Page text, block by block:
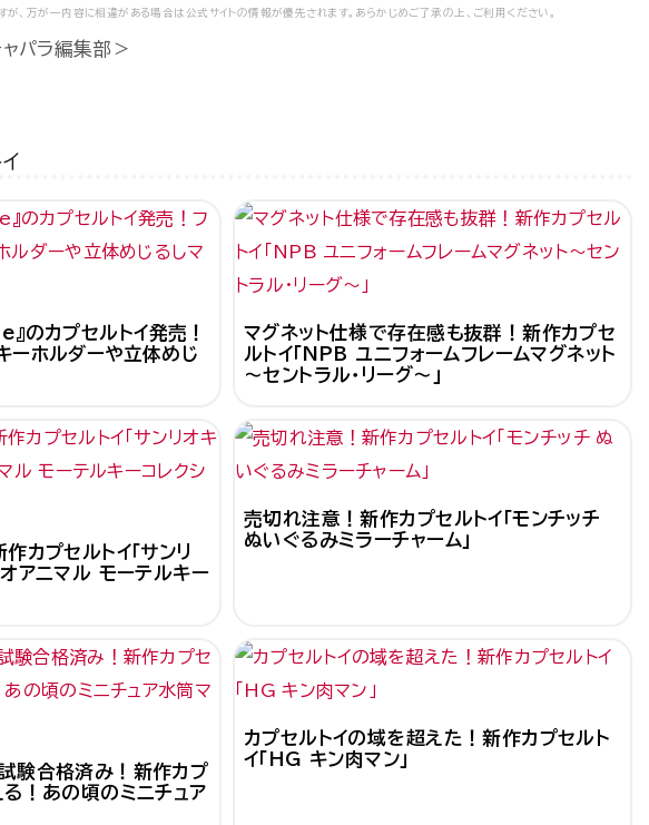
、万が一内容に相違がある場合は公式サイトの情報が優先されます。あらかじめご了承の上、ご利用ください。
ャパラ編集部＞
カプセルトイ発売！
ーホルダーや立体めじ
マグネット仕様で存在感も抜群！新作カプセ
ルトイ「NPB ユニフォームフレームマグネット
～セントラル・リーグ～」
カプセルトイ「サンリ
アニマル モーテルキー
売切れ注意！新作カプセルトイ「モンチッチ
ぬいぐるみミラーチャーム」
験合格済み！新作カプ
る！あの頃のミニチュア
カプセルトイの域を超えた！新作カプセルト
イ「HG キン肉マン」